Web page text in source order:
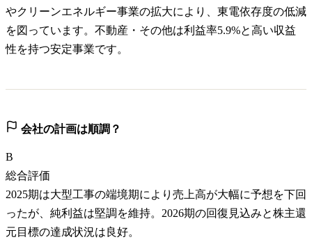
やクリーンエネルギー事業の拡大により、東電依存度の低減
を図っています。不動産・その他は利益率5.9%と高い収益
性を持つ安定事業です。
会社の計画は順調？
B
総合評価
2025期は大型工事の端境期により売上高が大幅に予想を下回
ったが、純利益は堅調を維持。2026期の回復見込みと株主還
元目標の達成状況は良好。